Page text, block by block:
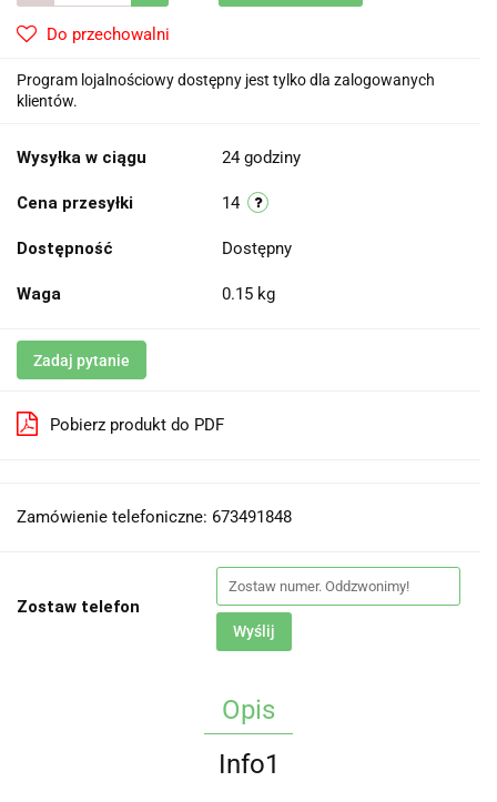
Do przechowalni
Program lojalnościowy dostępny jest tylko dla zalogowanych
klientów.
Wysyłka w ciągu 24 godziny
Cena przesyłki 14
Dostępność Dostępny
Waga 0.15 kg
Zadaj pytanie
Pobierz produkt do PDF
Zamówienie telefoniczne: 673491848
Zostaw telefon
Wyślij
Opis
Info1